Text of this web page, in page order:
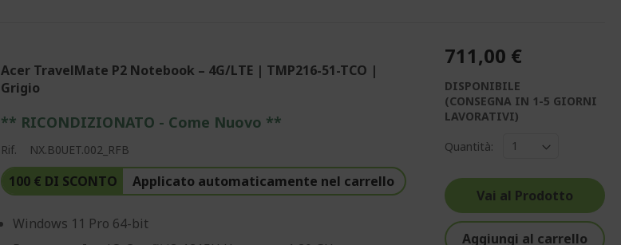
Acer TravelMate P2 Notebook – 4G/LTE | TMP216-51-TCO |
Grigio
** RICONDIZIONATO - Come Nuovo **
Rif. NX.B0UET.002_RFB
100 € DI SCONTO Applicato automaticamente nel carrello
Windows 11 Pro 64-bit
711,00 €
DISPONIBILE
(CONSEGNA IN 1-5 GIORNI
LAVORATIVI)
Quantità:
Vai al Prodotto
Aggiungi al carrello